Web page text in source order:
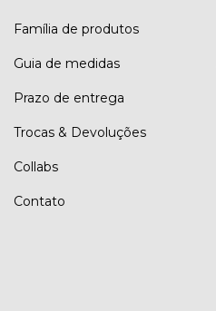
Família de produtos
Guia de medidas
Prazo de entrega
Trocas & Devoluções
Collabs
Contato